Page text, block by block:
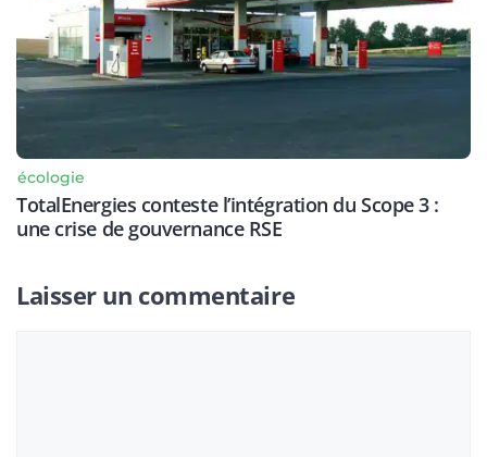
écologie
TotalEnergies conteste l’intégration du Scope 3 :
une crise de gouvernance RSE
Laisser un commentaire